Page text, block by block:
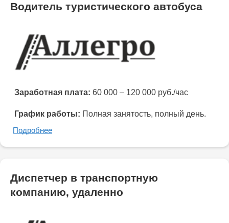
Водитель туристического автобуса
Заработная плата: 60 000 – 120 000 руб./час
График работы: Полная занятость, полный день.
Подробнее
Диспетчер в транспортную
компанию, удаленно